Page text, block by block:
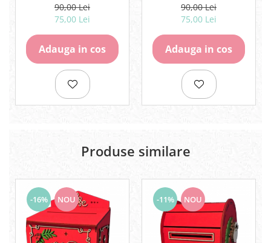
90,00 Lei
75,00 Lei
Adauga in cos
90,00 Lei
75,00 Lei
Adauga in cos
Produse similare
-16% NOU -11% NOU